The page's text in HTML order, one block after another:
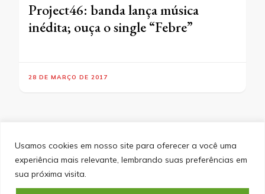
Usamos cookies em nosso site para oferecer a você uma
experiência mais relevante, lembrando suas preferências em
sua próxima visita.
Project46: banda lança música
inédita; ouça o single “Febre”
28 DE MARÇO DE 2017
SITEMAP POLÍTICA DE PRIVACIDADE
EQUIPE